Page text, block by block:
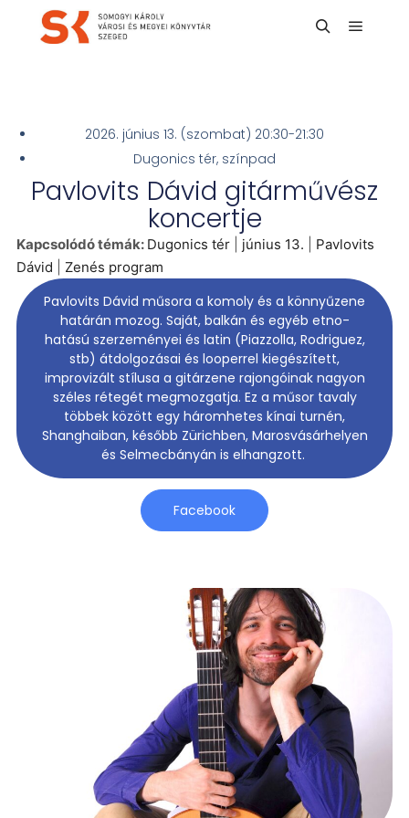
2026. június 13. (szombat) 20:30-21:30
Dugonics tér, színpad
Pavlovits Dávid gitárművész
koncertje
Kapcsolódó témák: Dugonics tér június 13.
Pavlovits
Dávid
Zenés program
Pavlovits Dávid műsora a komoly és a könnyűzene
határán mozog. Saját, balkán és egyéb etno-
hatású szerzeményei és latin (Piazzolla, Rodriguez,
stb) átdolgozásai és looperrel kiegészített,
improvizált stílusa a gitárzene rajongóinak nagyon
széles rétegét megmozgatja. Ez a műsor tavaly
többek között egy háromhetes kínai turnén,
Shanghaiban, később Zürichben, Marosvásárhelyen
és Selmecbányán is elhangzott.
Facebook